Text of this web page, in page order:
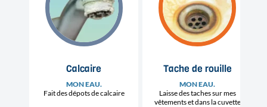
Calcaire
MON EAU.
Fait des dépots de calcaire
Tache de rouille
MON EAU.
Laisse des taches sur mes
vêtements et dans la cuvette